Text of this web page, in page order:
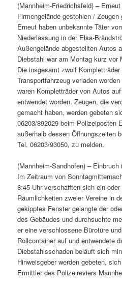
(Mannheim-Friedrichsfeld) –
Firmengelände gestohlen / Zeugen
Erneut haben unbekannte Täter
Niederlassung in der Elsa-
Außengelände abgestellten Autos
Diebstahl war am Montag kurz vor
Die insgesamt zwölf
Transportfahrzeug verladen
waren Kompletträder von Autos
entwendet worden. Zeugen, die
gemacht haben, werden gebeten
06203/892029 beim Polizeiposten
außerhalb dessen Öffnungszeiten
Tel. 06203/93050, zu melden.
(Mannheim-Sandhofen) – Einbruch
Im Zeitraum von
8:45 Uhr verschafften sich ein
Räumlichkeiten zweier Vereine in
gekipptes Fenster gelangte der
des Gebäudes und durchsuchte
er eine verschlossene Bürotüre
Rollcontainer auf und entwendete
Diebstahlsschaden beläuft sich
Hinweisgeber werden gebeten,
Ermittler des Polizeireviers